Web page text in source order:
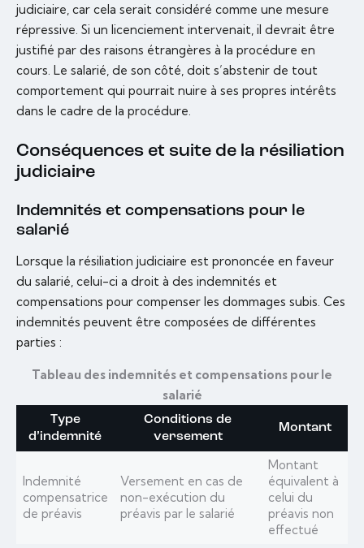
judiciaire, car cela serait considéré comme une mesure
répressive. Si un licenciement intervenait, il devrait être
justifié par des raisons étrangères à la procédure en
cours. Le salarié, de son côté, doit s’abstenir de tout
comportement qui pourrait nuire à ses propres intérêts
dans le cadre de la procédure.
Conséquences et suite de la résiliation
judiciaire
Indemnités et compensations pour le
salarié
Lorsque la résiliation judiciaire est prononcée en faveur
du salarié, celui-ci a droit à des indemnités et
compensations pour compenser les dommages subis. Ces
indemnités peuvent être composées de différentes
parties :
Tableau des indemnités et compensations pour le
salarié
Type
d’indemnité
Conditions de
versement
Montant
Indemnité
compensatrice
de préavis
Versement en cas de
non-exécution du
préavis par le salarié
Montant
équivalent à
celui du
préavis non
effectué